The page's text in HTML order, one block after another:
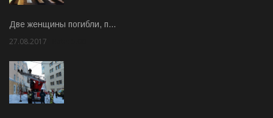
Две женщины погибли, п…
27.08.2017